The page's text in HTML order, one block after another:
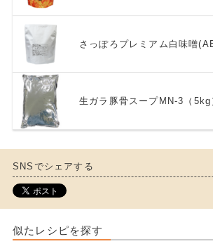
さっぽろプレミアム白味噌
生ガラ豚骨スープMN-3（5kg
SNSでシェアする
似たレシピを探す